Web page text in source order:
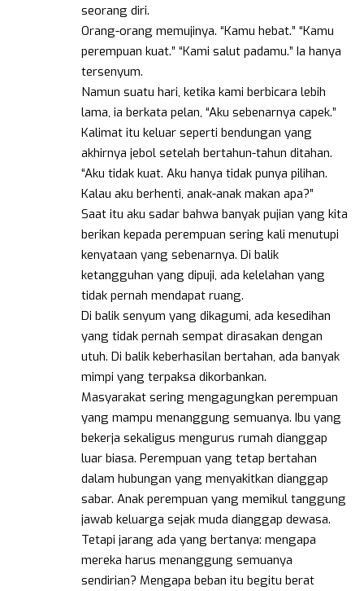
seorang diri.
Orang-orang memujinya. “Kamu hebat.” “Kamu
perempuan kuat.” “Kami salut padamu.” Ia hanya
tersenyum.
Namun suatu hari, ketika kami berbicara lebih
lama, ia berkata pelan, “Aku sebenarnya capek.”
Kalimat itu keluar seperti bendungan yang
akhirnya jebol setelah bertahun-tahun ditahan.
“Aku tidak kuat. Aku hanya tidak punya pilihan.
Kalau aku berhenti, anak-anak makan apa?”
Saat itu aku sadar bahwa banyak pujian yang kita
berikan kepada perempuan sering kali menutupi
kenyataan yang sebenarnya. Di balik
ketangguhan yang dipuji, ada kelelahan yang
tidak pernah mendapat ruang.
Di balik senyum yang dikagumi, ada kesedihan
yang tidak pernah sempat dirasakan dengan
utuh. Di balik keberhasilan bertahan, ada banyak
mimpi yang terpaksa dikorbankan.
Masyarakat sering mengagungkan perempuan
yang mampu menanggung semuanya. Ibu yang
bekerja sekaligus mengurus rumah dianggap
luar biasa. Perempuan yang tetap bertahan
dalam hubungan yang menyakitkan dianggap
sabar. Anak perempuan yang memikul tanggung
jawab keluarga sejak muda dianggap dewasa.
Tetapi jarang ada yang bertanya: mengapa
mereka harus menanggung semuanya
sendirian? Mengapa beban itu begitu berat